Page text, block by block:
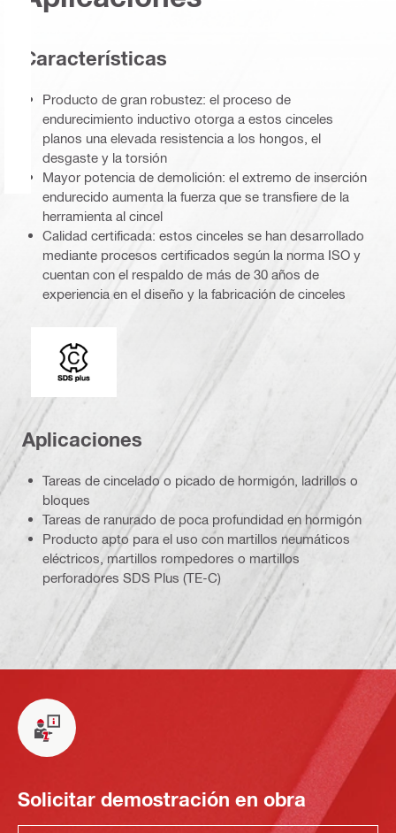
Características
Producto de gran robustez: el proceso de
endurecimiento inductivo otorga a estos cinceles
planos una elevada resistencia a los hongos, el
desgaste y la torsión
Mayor potencia de demolición: el extremo de inserción
endurecido aumenta la fuerza que se transfiere de la
herramienta al cincel
Calidad certificada: estos cinceles se han desarrollado
mediante procesos certificados según la norma ISO y
cuentan con el respaldo de más de 30 años de
experiencia en el diseño y la fabricación de cinceles
Conexión
Aplicaciones
Tareas de cincelado o picado de hormigón, ladrillos o
bloques
Tareas de ranurado de poca profundidad en hormigón
Producto apto para el uso con martillos neumáticos
eléctricos, martillos rompedores o martillos
perforadores SDS Plus (TE-C)
Solicitar demostración en obra